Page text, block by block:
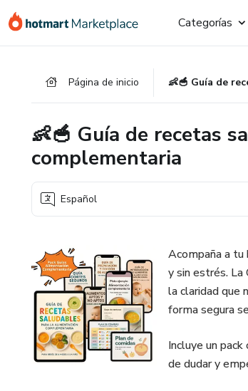
Categorías
Página de inicio
👶🥣 Guía de recetas
complementaria
Español
Acompaña a tu
y sin estrés.
la claridad que
forma segura
Incluye un
de dudar y